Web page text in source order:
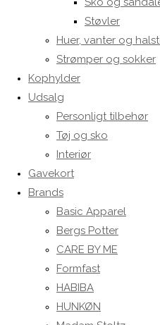
Støvler
Huer, vanter og
Strømper og sokker
Kophylder
Udsalg
Personligt tilbehør
Tøj og sko
Interiør
Gavekort
Brands
Basic Apparel
Bergs Potter
CARE BY ME
Formfast
HABIBA
HUNKØN